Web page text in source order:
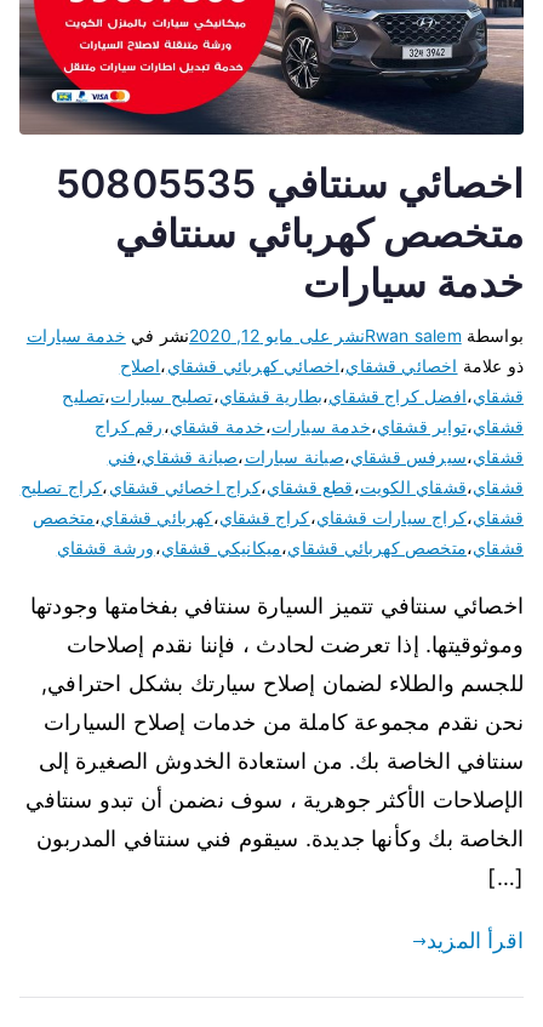
اخصائي سنتافي 50805535
متخصص كهربائي سنتافي
خدمة سيارات
بواسطة Rwan salemنشر على مايو 12, 2020 نشر في خدمة سيارات
ذو علامة اخصائي قشقاي،اخصائي كهربائي قشقاي،اصلاح
قشقاي،افضل كراج قشقاي،بطارية قشقاي،تصليح سيارات،تصليح
قشقاي،تواير قشقاي،خدمة سيارات،خدمة قشقاي،رقم كراج
قشقاي،سيرفس قشقاي،صيانة سيارات،صيانة قشقاي،فني
قشقاي،قشقاي الكويت،قطع قشقاي،كراج اخصائي قشقاي،كراج تصليح
قشقاي،كراج سيارات قشقاي،كراج قشقاي،كهربائي قشقاي،متخصص
قشقاي،متخصص كهربائي قشقاي،ميكانيكي قشقاي،ورشة قشقاي
اخصائي سنتافي تتميز السيارة سنتافي بفخامتها وجودتها
وموثوقيتها. إذا تعرضت لحادث ، فإننا نقدم إصلاحات
للجسم والطلاء لضمان إصلاح سيارتك بشكل احترافي,
نحن نقدم مجموعة كاملة من خدمات إصلاح السيارات
سنتافي الخاصة بك. من استعادة الخدوش الصغيرة إلى
الإصلاحات الأكثر جوهرية ، سوف نضمن أن تبدو سنتافي
الخاصة بك وكأنها جديدة. سيقوم فني سنتافي المدربون
[…]
اقرأ المزيد